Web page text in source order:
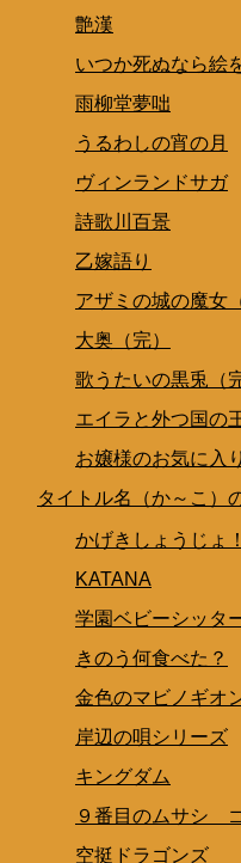
艶漢
いつか死ぬなら絵
雨柳堂夢咄
うるわしの宵の月
ヴィンランドサガ
詩歌川百景
乙嫁語り
アザミの城の魔女
大奥（完）
歌うたいの黒兎（
エイラと外つ国の
お嬢様のお気に入
タイトル名（か～こ）
かげきしょうじょ
KATANA
学園ベビーシッタ
きのう何食べた？
金色のマビノギオ
岸辺の唄シリーズ
キングダム
９番目のムサシ
空挺ドラゴンズ